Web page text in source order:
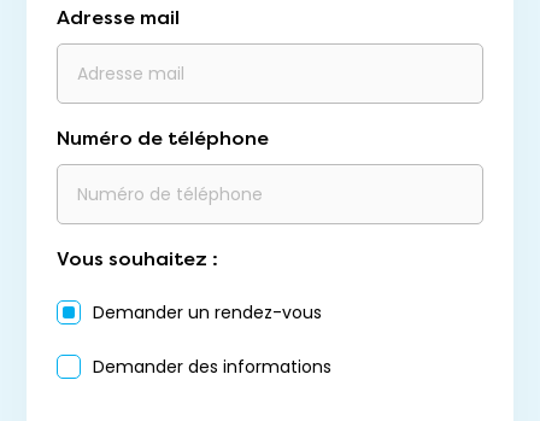
Adresse mail
Numéro de téléphone
Vous souhaitez :
Demander un rendez-vous
Demander des informations